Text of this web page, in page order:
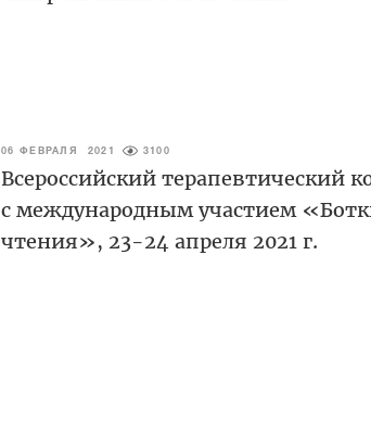
06 ФЕВРАЛЯ 2021 3100
Всероссийский терапевтический
с международным участием
чтения», 23-24 апреля 2021 г.